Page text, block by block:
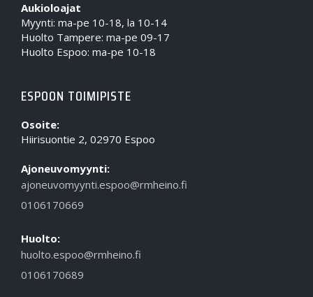
Aukioloajat
Myynti: ma-pe 10-18, la 10-14
Huolto Tampere: ma-pe 09-17
Huolto Espoo: ma-pe 10-18
ESPOON TOIMIPISTE
Osoite:
Hiirisuontie 2, 02970 Espoo
Ajoneuvomyynti:
ajoneuvomyynti.espoo@rmheino.fi
0106170669
Huolto:
huolto.espoo@rmheino.fi
0106170689